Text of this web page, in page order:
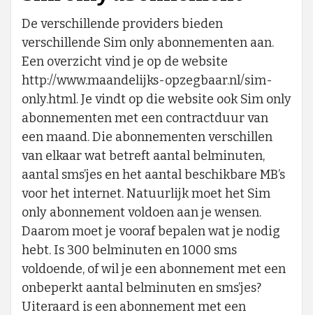
De verschillende providers bieden
verschillende Sim only abonnementen aan.
Een overzicht vind je op de website
http://www.maandelijks-opzegbaar.nl/sim-
only.html. Je vindt op die website ook Sim only
abonnementen met een contractduur van
een maand. Die abonnementen verschillen
van elkaar wat betreft aantal belminuten,
aantal sms’jes en het aantal beschikbare MB’s
voor het internet. Natuurlijk moet het Sim
only abonnement voldoen aan je wensen.
Daarom moet je vooraf bepalen wat je nodig
hebt. Is 300 belminuten en 1000 sms
voldoende, of wil je een abonnement met een
onbeperkt aantal belminuten en sms’jes?
Uiteraard is een abonnement met een